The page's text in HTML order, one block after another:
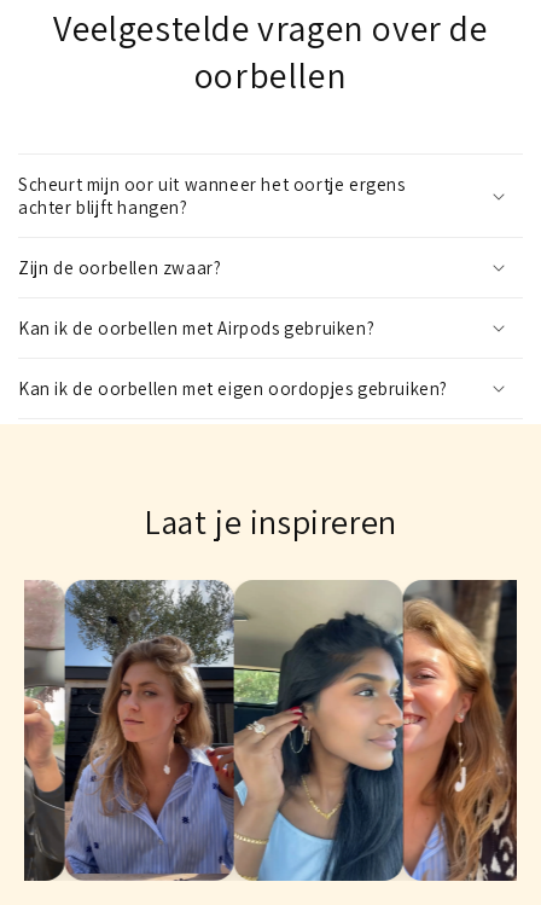
Veelgestelde vragen over de
oorbellen
Scheurt mijn oor uit wanneer het oortje ergens
achter blijft hangen?
Zijn de oorbellen zwaar?
Kan ik de oorbellen met Airpods gebruiken?
Kan ik de oorbellen met eigen oordopjes gebruiken?
Laat je inspireren